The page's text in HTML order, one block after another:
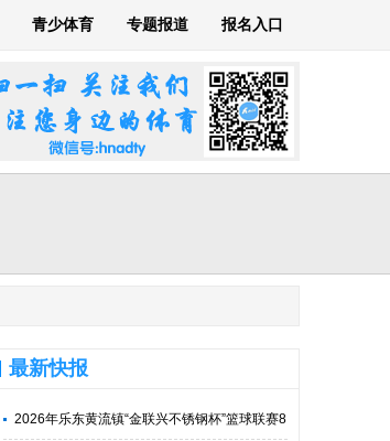
青少体育 专题报道 报名入口
最新快报
2026年乐东黄流镇“金联兴不锈钢杯”篮球联赛8